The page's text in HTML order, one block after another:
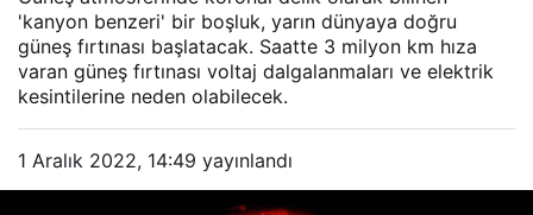
'kanyon benzeri' bir boşluk, yarın dünyaya doğru
güneş fırtınası başlatacak. Saatte 3 milyon km hıza
varan güneş fırtınası voltaj dalgalanmaları ve elektrik
kesintilerine neden olabilecek.
1 Aralık 2022, 14:49 yayınlandı